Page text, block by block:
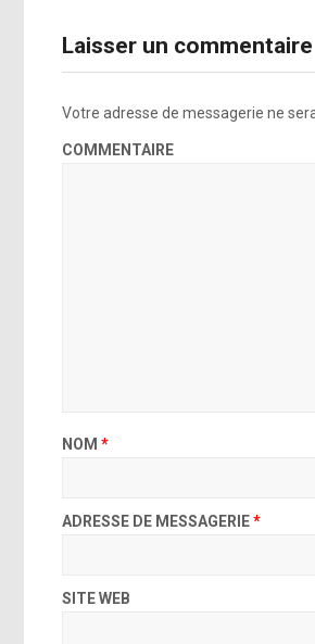
Laisser un commentaire
Votre adresse de messagerie ne
COMMENTAIRE
NOM *
ADRESSE DE MESSAGERIE*
SITE WEB